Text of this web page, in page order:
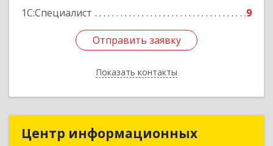
1С:Специалист
9
Отправить заявку
Показать контакты
Отправить заявку
Назад
Центр информационных
Центр информационных